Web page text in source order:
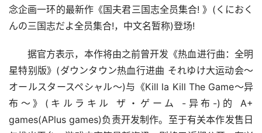
念企画一环的最新作《国夫君三国志全员集合! 》(くにおく
んの三国志だよ全员集合!，中文名暂称)登场!
据官方表示，本作将由之前曾开发《热血进行曲：全明
星特别版》(ダウンタウン热血行进曲 それゆけ大运动会～
オールスタースペシャル～)与《Kill la Kill The Game～异
布～》(キルラキル ザ・ゲーム -异布-)的 A+
games(APlus games)负责开发制作。至于有关本作发售日